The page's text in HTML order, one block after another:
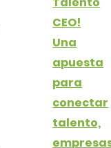
CEO!
Una
apuesta
para
conectar
talento,